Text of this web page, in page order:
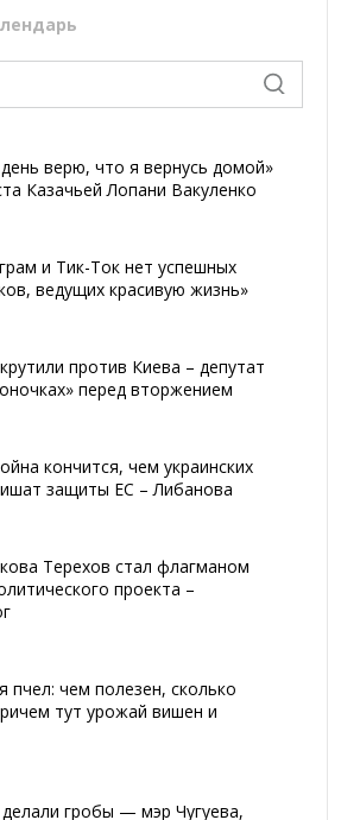
верю, что я вернусь домой»
Казачьей Лопани Вакуленко
и Тик-Ток нет успешных
ведущих красивую жизнь»
против Киева – депутат
перед вторжением
кончится, чем украинских
защиты ЕС – Либанова
Терехов стал флагманом
проекта –
пчел: чем полезен, сколько
тут урожай вишен и
гробы — мэр Чугуева,